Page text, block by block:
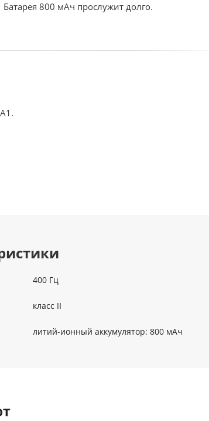
Батарея 800 мАч прослужит долго.
400 Гц
класс II
литий-ионный аккумулятор: 800 мАч